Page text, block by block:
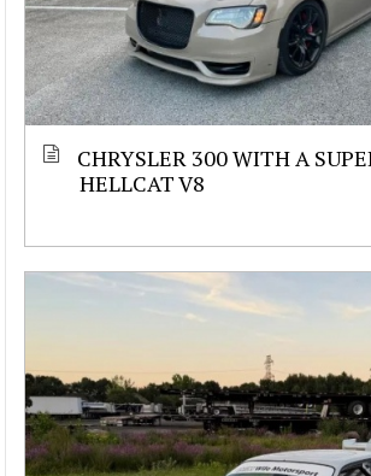
CHRYSLER 300 WITH A
HELLCAT V8